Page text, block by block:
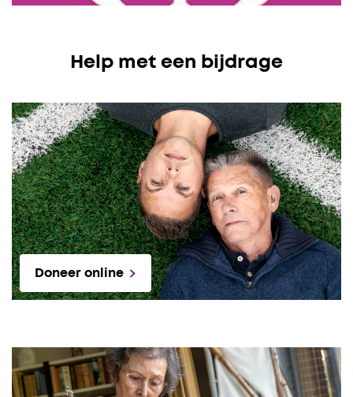
Help met een bijdrage
Doneer online